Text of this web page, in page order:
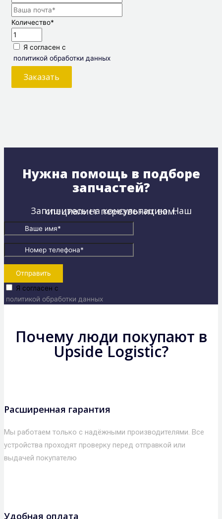
Количество*
Я согласен с
политикой обработки данных
Заказать
Нужна помощь в подборе
запчастей?
Запишитесь на консультацию. Наш специалист перезвонит вам.
Отправить
Я согласен с
политикой обработки данных
Почему люди покупают в
Upside Logistic?
Расширенная гарантия
Мы работаем только с надёжными производителями. Все
устройства проходят проверку перед отправкой или
выдачей покупателю
Удобная оплата